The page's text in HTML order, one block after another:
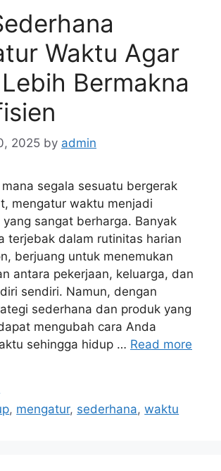
Waktu Agar
Bermakna
2025 by admin
segala sesuatu bergerak
mengatur waktu menjadi
sangat berharga. Banyak
terjebak dalam rutinitas harian
berjuang untuk menemukan
antara pekerjaan, keluarga, dan
sendiri. Namun, dengan
sederhana dan produk yang
mengubah cara Anda
sehingga hidup … Read more
, mengatur, sederhana,waktu